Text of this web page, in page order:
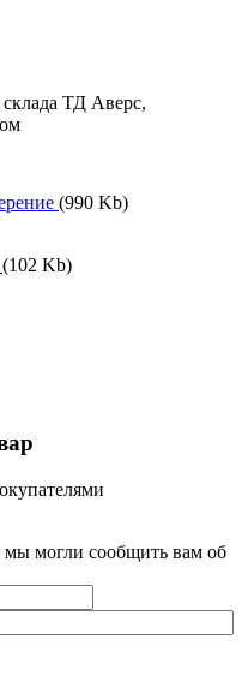
ТД Аверс,
(990 Kb)
(102 Kb)
мы могли сообщить вам об